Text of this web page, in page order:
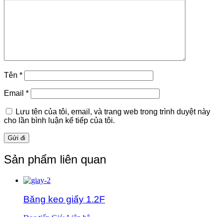
Tên *
Email *
Lưu tên của tôi, email, và trang web trong trình duyệt này
cho lần bình luận kế tiếp của tôi.
Sản phẩm liên quan
Băng keo giấy 1.2F